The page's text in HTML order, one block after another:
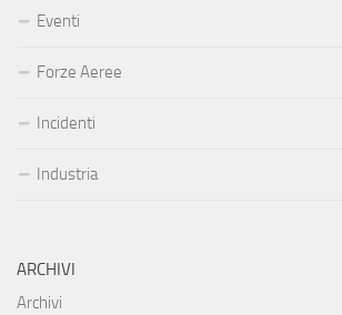
Eventi
Forze Aeree
Incidenti
Industria
ARCHIVI
Archivi